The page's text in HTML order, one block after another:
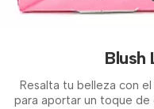
Blush
Resalta tu belleza con
para aportar un toque de